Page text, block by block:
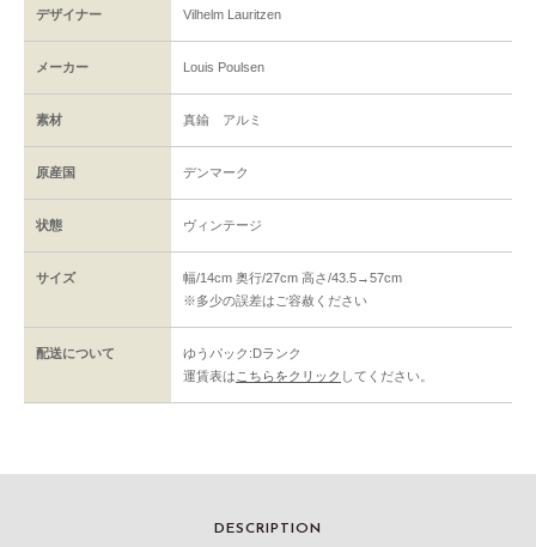
デザイナー Vilhelm Lauritzen
メーカー Louis Poulsen
素材 真鍮 アルミ
原産国 デンマーク
状態 ヴィンテージ
サイズ
幅/14cm 奥行/27cm 高さ/43.5→57cm
※多少の誤差はご容赦ください
配送について
ゆうパック:Dランク
運賃表は こちらをクリック してください。
DESCRIPTION